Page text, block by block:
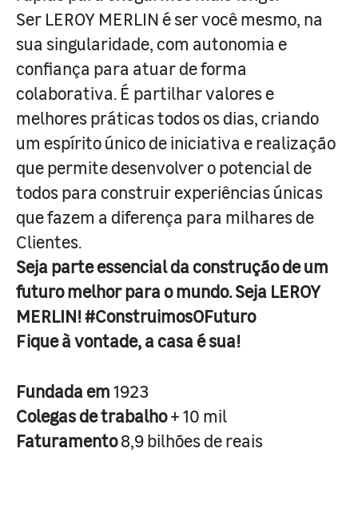
Ser LEROY MERLIN é ser você mesmo, na
sua singularidade, com autonomia e
confiança para atuar de forma
colaborativa. É partilhar valores e
melhores práticas todos os dias, criando
um espírito único de iniciativa e realização
que permite desenvolver o potencial de
todos para construir experiências únicas
que fazem a diferença para milhares de
Clientes.
Seja parte essencial da construção de um
futuro melhor para o mundo. Seja LEROY
MERLIN! #ConstruimosOFuturo
Fique à vontade, a casa é sua!
Fundada em1923
Colegas de trabalho+ 10 mil
Faturamento8,9 bilhões de reais